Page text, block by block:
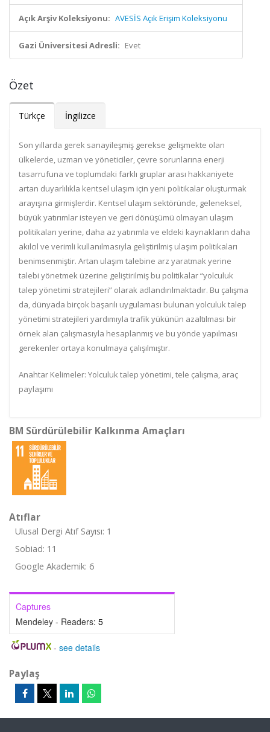
Açık Arşiv Koleksiyonu: AVESİS Açık Erişim Koleksiyonu
Gazi Üniversitesi Adresli: Evet
Özet
Türkçe İngilizce
Son yıllarda gerek sanayileşmiş gerekse gelişmekte olan
ülkelerde, uzman ve yöneticiler, çevre sorunlarına enerji
tasarrufuna ve toplumdaki farklı gruplar arası hakkaniyete
artan duyarlılıkla kentsel ulaşım için yeni politikalar oluşturmak
arayışına girmişlerdir. Kentsel ulaşım sektöründe, geleneksel,
büyük yatırımlar isteyen ve geri dönüşümü olmayan ulaşım
politikaları yerine, daha az yatırımla ve eldeki kaynakların daha
akılcıl ve verimli kullanılmasıyla geliştirilmiş ulaşım politikaları
benimsenmiştir. Artan ulaşım talebine arz yaratmak yerine
talebi yönetmek üzerine geliştirilmiş bu politikalar “yolculuk
talep yönetimi stratejileri” olarak adlandırılmaktadır. Bu çalışma
da, dünyada birçok başarılı uygulaması bulunan yolculuk talep
yönetimi stratejileri yardımıyla trafik yükünün azaltılması bir
örnek alan çalışmasıyla hesaplanmış ve bu yönde yapılması
gerekenler ortaya konulmaya çalışılmıştır.
Anahtar Kelimeler: Yolculuk talep yönetimi, tele çalışma, araç
paylaşımı
BM Sürdürülebilir Kalkınma Amaçları
Atıflar
Ulusal Dergi Atıf Sayısı: 1
Sobiad: 11
Google Akademik: 6
Captures
Mendeley - Readers: 5
- see details
Paylaş